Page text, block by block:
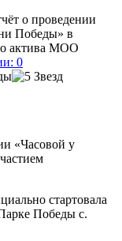
о проведении
Победы» в
актива МОО
0
«Часовой у
стартовала
Победы с.